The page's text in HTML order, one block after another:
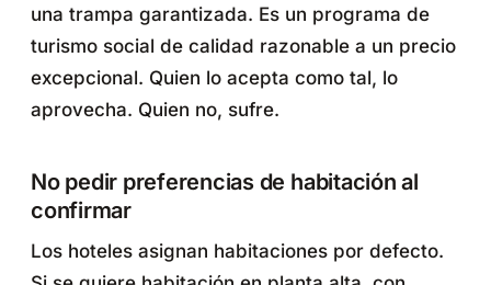
una trampa garantizada. Es un programa de
turismo social de calidad razonable a un precio
excepcional. Quien lo acepta como tal, lo
aprovecha. Quien no, sufre.
No pedir preferencias de habitación al
confirmar
Los hoteles asignan habitaciones por defecto.